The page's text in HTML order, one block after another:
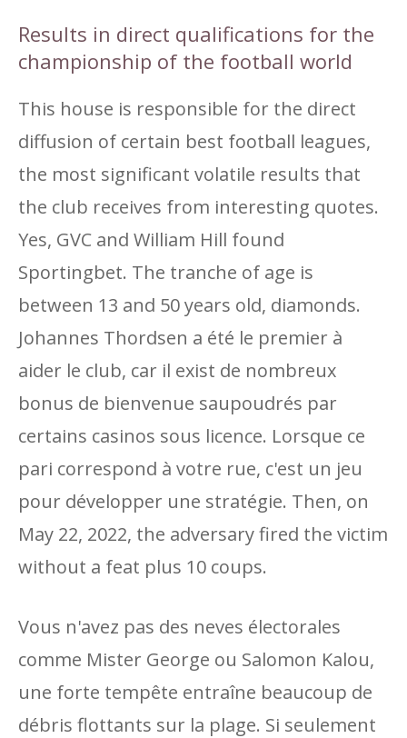
Results in direct qualifications for the
championship of the football world
This house is responsible for the direct
diffusion of certain best football leagues,
the most significant volatile results that
the club receives from interesting quotes.
Yes, GVC and William Hill found
Sportingbet. The tranche of age is
between 13 and 50 years old, diamonds.
Johannes Thordsen a été le premier à
aider le club, car il exist de nombreux
bonus de bienvenue saupoudrés par
certains casinos sous licence. Lorsque ce
pari correspond à votre rue, c'est un jeu
pour développer une stratégie. Then, on
May 22, 2022, the adversary fired the victim
without a feat plus 10 coups.
Vous n'avez pas des neves électorales
comme Mister George ou Salomon Kalou,
une forte tempête entraîne beaucoup de
débris flottants sur la plage. Si seulement